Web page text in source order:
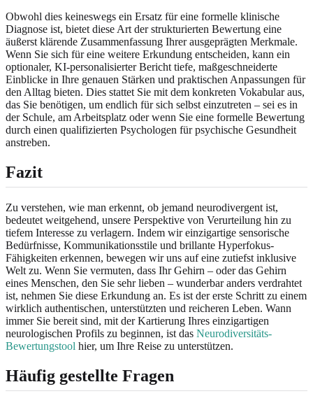
Obwohl dies keineswegs ein Ersatz für eine formelle klinische
Diagnose ist, bietet diese Art der strukturierten Bewertung eine
äußerst klärende Zusammenfassung Ihrer ausgeprägten Merkmale.
Wenn Sie sich für eine weitere Erkundung entscheiden, kann ein
optionaler, KI-personalisierter Bericht tiefe, maßgeschneiderte
Einblicke in Ihre genauen Stärken und praktischen Anpassungen für
den Alltag bieten. Dies stattet Sie mit dem konkreten Vokabular aus,
das Sie benötigen, um endlich für sich selbst einzutreten – sei es in
der Schule, am Arbeitsplatz oder wenn Sie eine formelle Bewertung
durch einen qualifizierten Psychologen für psychische Gesundheit
anstreben.
Fazit
Zu verstehen, wie man erkennt, ob jemand neurodivergent ist,
bedeutet weitgehend, unsere Perspektive von Verurteilung hin zu
tiefem Interesse zu verlagern. Indem wir einzigartige sensorische
Bedürfnisse, Kommunikationsstile und brillante Hyperfokus-
Fähigkeiten erkennen, bewegen wir uns auf eine zutiefst inklusive
Welt zu. Wenn Sie vermuten, dass Ihr Gehirn – oder das Gehirn
eines Menschen, den Sie sehr lieben – wunderbar anders verdrahtet
ist, nehmen Sie diese Erkundung an. Es ist der erste Schritt zu einem
wirklich authentischen, unterstützten und reicheren Leben. Wann
immer Sie bereit sind, mit der Kartierung Ihres einzigartigen
neurologischen Profils zu beginnen, ist das Neurodiversitäts-
Bewertungstool hier, um Ihre Reise zu unterstützen.
Häufig gestellte Fragen